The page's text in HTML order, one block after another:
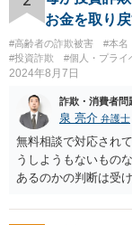
座については、 銀行
お金を取り
#高齢者の詐欺被害 #本名
#投資詐欺
#個人・プライ
2024年8月7日
詐欺・消費者問
泉 亮介 弁護士
無料相談で対応され
うしようもないもの
あるのかの判断は受
金がされる可能性も